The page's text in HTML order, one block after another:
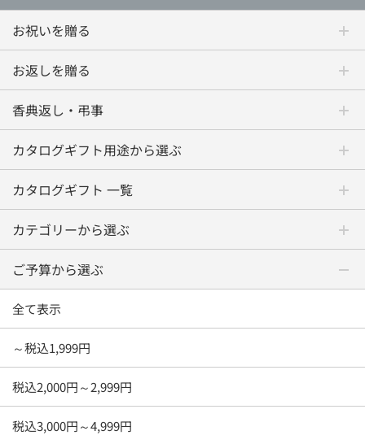
お祝いを贈る
お返しを贈る
香典返し・弔事
カタログギフト用途から選ぶ
カタログギフト 一覧
カテゴリーから選ぶ
ご予算から選ぶ
全て表示
～税込1,999円
税込2,000円～2,999円
税込3,000円～4,999円